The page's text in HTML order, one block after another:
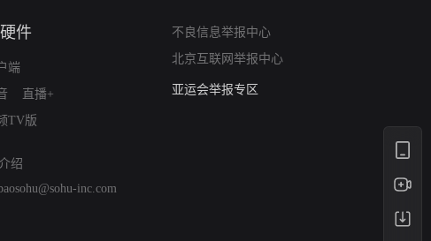
件
端
直播+
TV版
不良信息举报中心
北京互联网举报中心
算法推荐专项举报
亚运会举报专区
绍
inc.com